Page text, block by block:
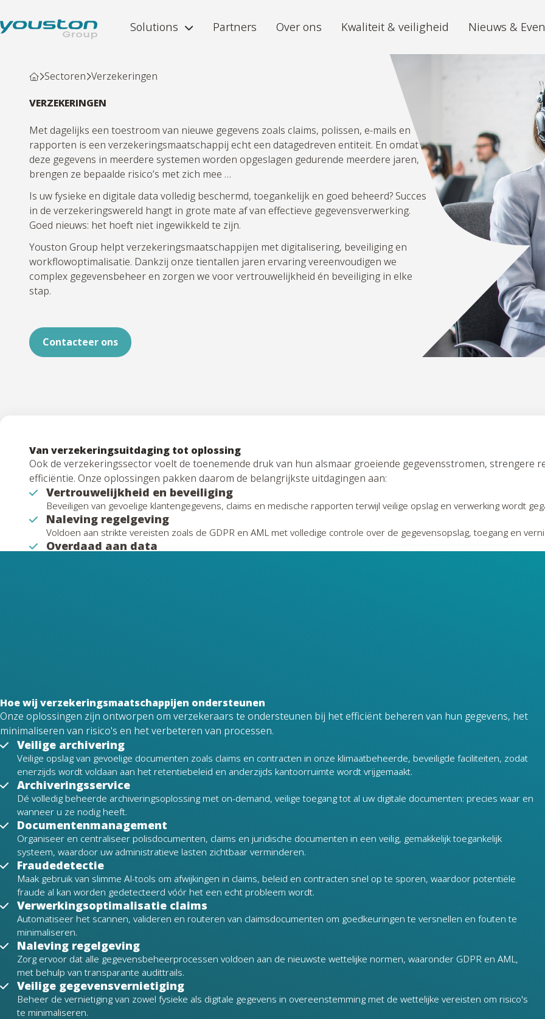
Solutions
Wij archiveren uw documenten volgens
de hoogste standaarden, met 24/7
toegang.
De
iGuana iDM
Eén locatie voor al uw
Mira
Van
Outsource het beheren en verdelen van
al uw inkomende post.
Partners Over ons Kwaliteit & veiligheid Nieuws &
Sectoren Verzekeringen
VERZEKERINGEN
Met dagelijks een toestroom van nieuwe gegevens zoals claims, polissen, e-mails en
rapporten is een verzekeringsmaatschappij echt een datagedreven entiteit. En omdat
deze gegevens in meerdere systemen worden opgeslagen gedurende meerdere jaren,
brengen ze bepaalde risico’s met zich mee …
Is uw fysieke en digitale data volledig beschermd, toegankelijk en goed beheerd? Succes
in de verzekeringswereld hangt in grote mate af van effectieve gegevensverwerking.
Goed nieuws: het hoeft niet ingewikkeld te zijn.
Youston Group helpt verzekeringsmaatschappijen met digitalisering, beveiliging en
workflowoptimalisatie. Dankzij onze tientallen jaren ervaring vereenvoudigen we
complex gegevensbeheer en zorgen we voor vertrouwelijkheid én beveiliging in elke
stap.
Contacteer ons
Van verzekeringsuitdaging tot oplossing
Ook de verzekeringssector voelt de toenemende druk van hun alsmaar groeiende gegevensstromen, strengere
efficiëntie. Onze oplossingen pakken daarom de belangrijkste uitdagingen aan:
Vertrouwelijkheid en beveiliging
Beveiligen van gevoelige klantengegevens, claims en medische rapporten terwijl veilige opslag en verwerking wordt
Naleving regelgeving
Voldoen aan strikte vereisten zoals de GDPR en AML met volledige controle over de gegevensopslag, toegang en
Overdaad aan data
Hoe wij verzekeringsmaatschappijen ondersteunen
Onze oplossingen zijn ontworpen om verzekeraars te ondersteunen bij het efficiënt beheren van hun gegevens, het
minimaliseren van risico's en het verbeteren van processen.
Veilige archivering
Veilige opslag van gevoelige documenten zoals claims en contracten in onze klimaatbeheerde, beveiligde faciliteiten, zodat
enerzijds wordt voldaan aan het retentiebeleid en anderzijds kantoorruimte wordt vrijgemaakt.
Archiveringsservice
Dé volledig beheerde archiveringsoplossing met on-demand, veilige toegang tot al uw digitale documenten: precies waar en
wanneer u ze nodig heeft.
Documentenmanagement
Organiseer en centraliseer polisdocumenten, claims en juridische documenten in een veilig, gemakkelijk toegankelijk
systeem, waardoor uw administratieve lasten zichtbaar verminderen.
Fraudedetectie
Maak gebruik van slimme AI-tools om afwijkingen in claims, beleid en contracten snel op te sporen, waardoor potentiële
fraude al kan worden gedetecteerd vóór het een echt probleem wordt.
Verwerkingsoptimalisatie claims
Automatiseer het scannen, valideren en routeren van claimsdocumenten om goedkeuringen te versnellen en fouten te
minimaliseren.
Naleving regelgeving
Zorg ervoor dat alle gegevensbeheerprocessen voldoen aan de nieuwste wettelijke normen, waaronder GDPR en AML,
met behulp van transparante audittrails.
Veilige gegevensvernietiging
Beheer de vernietiging van zowel fysieke als digitale gegevens in overeenstemming met de wettelijke vereisten om risico's
te minimaliseren.